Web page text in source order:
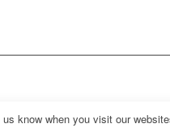
know when you visit our